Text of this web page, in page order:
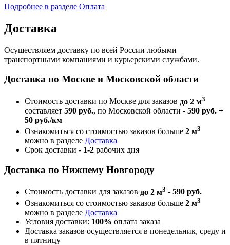
Подробнее в разделе Оплата
Доставка
Осуществляем доставку по всей России любыми
транспортными компаниями и курьерскими службами.
Доставка по Москве и Московской области
Стоимость доставки по Москве для заказов до 2 м3
составляет 590 руб., по Московской области - 590 руб. +
50 руб./км
Ознакомиться со стоимостью заказов больше 2 м3
можно в разделе Доставка
Срок доставки - 1-2 рабочих дня
Доставка по Нижнему Новгороду
Стоимость доставки для заказов до 2 м3 - 590 руб.
Ознакомиться со стоимостью заказов больше 2 м3
можно в разделе Доставка
Условия доставки: 100% оплата заказа
Доставка заказов осуществляется в понедельник, среду и
в пятницу